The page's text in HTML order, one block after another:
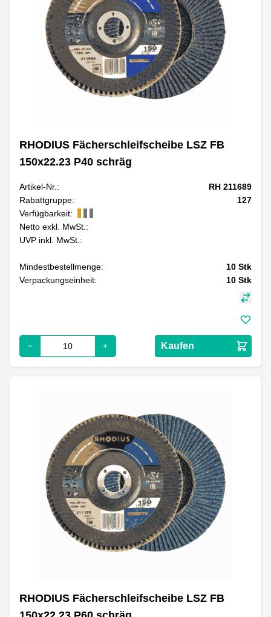
RHODIUS Fächerschleifscheibe LSZ FB
150x22.23 P40 schräg
Artikel-Nr.:
RH 211689
Rabattgruppe:
127
Verfügbarkeit:
Netto exkl. MwSt.:
UVP inkl. MwSt.:
Mindestbestellmenge: 10 Stk
Verpackungseinheit:
10 Stk
Kaufen
RHODIUS Fächerschleifscheibe LSZ FB